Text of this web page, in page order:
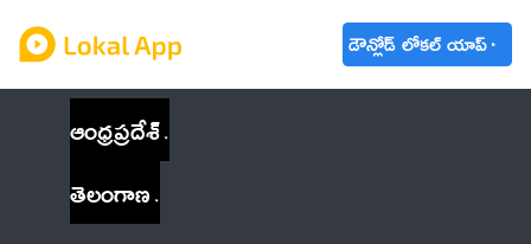
డౌన్లోడ్ లోకల్ యాప్
ఆంధ్రప్రదేశ్
తెలంగాణ